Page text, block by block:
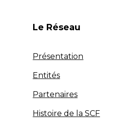
Le Réseau
Présentation
Entités
Partenaires
Histoire de la SCF